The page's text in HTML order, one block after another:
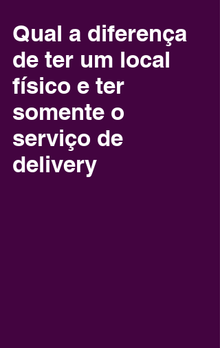
Qual a diferença
de ter um local
físico e ter
somente o
serviço de
delivery